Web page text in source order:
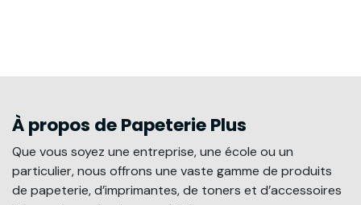
À propos de Papeterie Plus
Que vous soyez une entreprise, une école ou un
particulier, nous offrons une vaste gamme de produits
de papeterie, d’imprimantes, de toners et d’accessoires